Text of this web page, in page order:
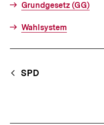
Grundgesetz (GG)
Wahlsystem
Content-
Navigation
SPD